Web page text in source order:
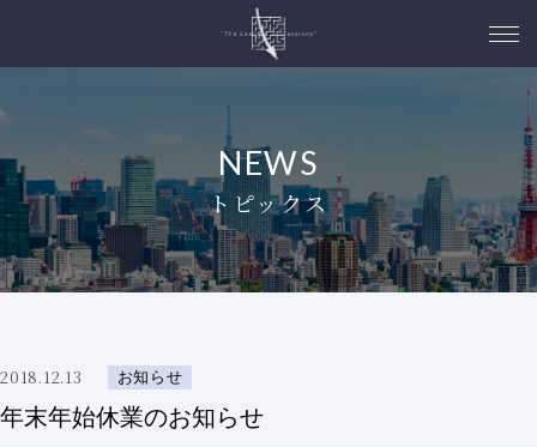
NEWS
トピックス
2018.12.13 お知らせ
年末年始休業のお知らせ